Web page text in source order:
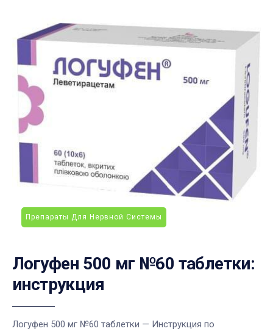
Препараты Для Нервной Системы
Логуфен 500 мг №60 таблетки:
инструкция
Логуфен 500 мг №60 таблетки — Инструкция по